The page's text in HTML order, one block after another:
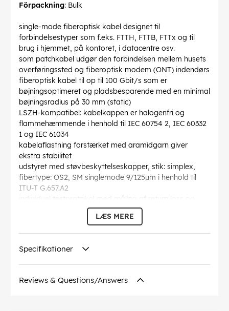
Förpackning: Bulk
single-mode fiberoptisk kabel designet til
forbindelsestyper som f.eks. FTTH, FTTB, FTTx og til
brug i hjemmet, på kontoret, i datacentre osv.
som patchkabel udgør den forbindelsen mellem husets
overføringssted og fiberoptisk modem (ONT) indendørs
fiberoptisk kabel til op til 100 Gbit/s som er
bøjningsoptimeret og pladsbesparende med en minimal
bøjningsradius på 30 mm (static)
LSZH-kompatibel: kabelkappen er halogenfri og
flammehæmmende i henhold til IEC 60754 2, IEC 60332
1 og IEC 61034
kabelaflastning forstærket med aramidgarn giver
ekstra stabilitet
udstyret med støvbeskyttelseskapper, stik: simplex,
fibertype: OS2, SM singlemode 9/125µm i henhold til
ITU-T G.657.A2
individuel testprotokol med måling af return loss og
: 30 mm
Specifikation: Singlemode (OS2) Yellow
Optisk fiber kernediameter
Optisk fiber diameter af kappe: 125 µ
Forbindelser: Ceramic Ferrule
LÆS MERE
Specifikationer
Reviews & Questions/Answers